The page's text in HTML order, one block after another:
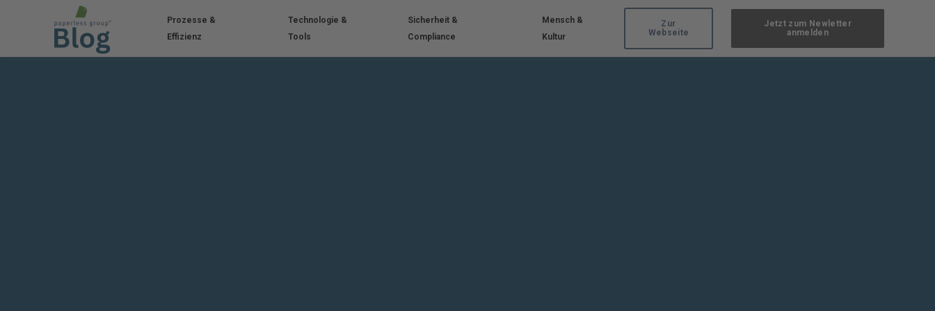
Prozesse &
Effizienz
Technologie &
Tools
Sicherheit &
Compliance
Mensch &
Kultur
Zur
Webseite
Jetzt zum Newletter
anmelden